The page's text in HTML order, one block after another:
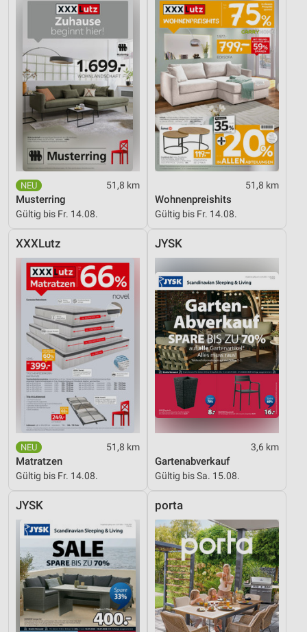
51,8 km
Musterring
Gültig bis Fr. 14.08.
51,8 km
Wohnenpreishits
Gültig bis Fr. 14.08.
XXXLutz
51,8 km
Matratzen
Gültig bis Fr. 14.08.
JYSK
3,6 km
Gartenabverkauf
Gültig bis Sa. 15.08.
JYSK porta